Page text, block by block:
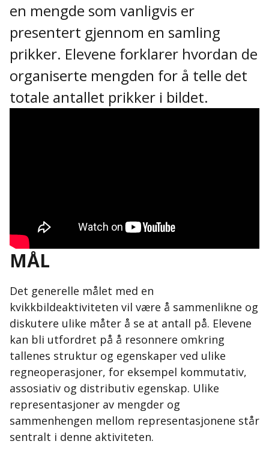
en mengde som vanligvis er
presentert gjennom en samling
prikker. Elevene forklarer hvordan de
organiserte mengden for å telle det
totale antallet prikker i bildet.
MÅL
Det generelle målet med en
kvikkbildeaktiviteten vil være å sammenlikne og
diskutere ulike måter å se at antall på. Elevene
kan bli utfordret på å resonnere omkring
tallenes struktur og egenskaper ved ulike
regneoperasjoner, for eksempel kommutativ,
assosiativ og distributiv egenskap. Ulike
representasjoner av mengder og
sammenhengen mellom representasjonene står
sentralt i denne aktiviteten.